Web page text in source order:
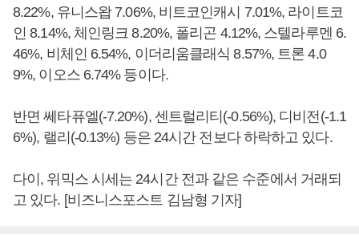
8.22%, 유니스왑 7.06%, 비트코인캐시 7.01%, 라이트코
인 8.14%, 체인링크 8.20%, 폴리곤 4.12%, 스텔라루멘 6.
46%, 비체인 6.54%, 이더리움클래식 8.57%, 트론 4.0
9%, 이오스 6.74% 등이다.
반면 쎄타퓨엘(-7.20%), 센트럴리티(-0.56%), 디비전(-1.1
6%), 랠리(-0.13%) 등은 24시간 전보다 하락하고 있다.
다이, 위믹스 시세는 24시간 전과 같은 수준에서 거래되
고 있다. [비즈니스포스트 김남형 기자]